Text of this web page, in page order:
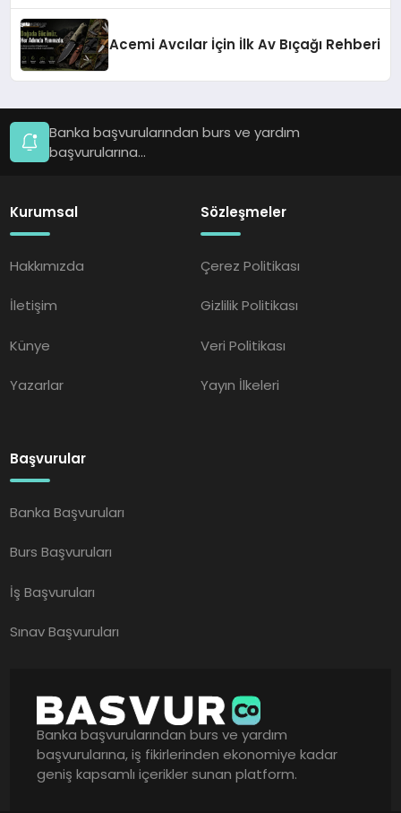
Acemi Avcılar İçin İlk Av Bıçağı Rehberi
Banka başvurularından burs ve yardım
başvurularına...
Kurumsal
Hakkımızda
İletişim
Künye
Yazarlar
Sözleşmeler
Çerez Politikası
Gizlilik Politikası
Veri Politikası
Yayın İlkeleri
Başvurular
Banka Başvuruları
Burs Başvuruları
İş Başvuruları
Sınav Başvuruları
Banka başvurularından burs ve yardım
başvurularına, iş fikirlerinden ekonomiye kadar
geniş kapsamlı içerikler sunan platform.